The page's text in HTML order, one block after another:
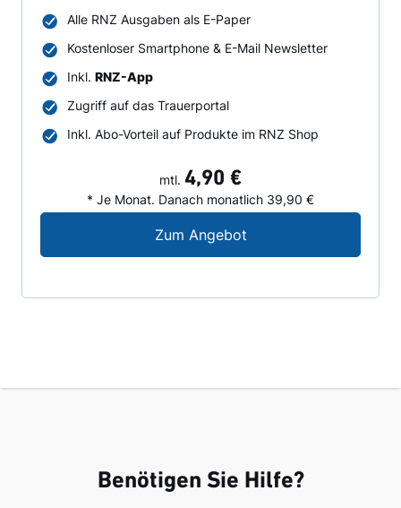
Alle RNZ Ausgaben als E-Paper
Kostenloser Smartphone & E-Mail Newsletter
Inkl. RNZ-App
Zugriff auf das Trauerportal
Inkl. Abo-Vorteil auf Produkte im RNZ Shop
mtl. 4,90 €
* Je Monat. Danach monatlich 39,90 €
Zum AngebotDigital-Angebot für
Benötigen Sie Hilfe?